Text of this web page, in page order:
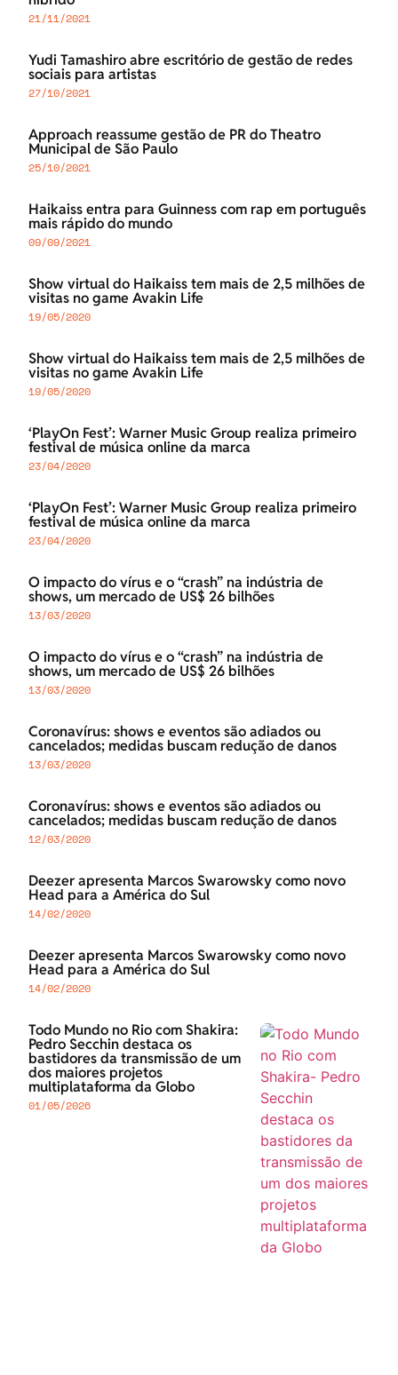
21/11/2021
Yudi Tamashiro abre escritório de gestão de redes
sociais para artistas
27/10/2021
Approach reassume gestão de PR do Theatro
Municipal de São Paulo
25/10/2021
Haikaiss entra para Guinness com rap em português
mais rápido do mundo
09/09/2021
Show virtual do Haikaiss tem mais de 2,5 milhões de
visitas no game Avakin Life
19/05/2020
Show virtual do Haikaiss tem mais de 2,5 milhões de
visitas no game Avakin Life
19/05/2020
‘PlayOn Fest’: Warner Music Group realiza primeiro
festival de música online da marca
23/04/2020
‘PlayOn Fest’: Warner Music Group realiza primeiro
festival de música online da marca
23/04/2020
O impacto do vírus e o “crash” na indústria de
shows, um mercado de US$ 26 bilhões
13/03/2020
O impacto do vírus e o “crash” na indústria de
shows, um mercado de US$ 26 bilhões
13/03/2020
Coronavírus: shows e eventos são adiados ou
cancelados; medidas buscam redução de danos
13/03/2020
Coronavírus: shows e eventos são adiados ou
cancelados; medidas buscam redução de danos
12/03/2020
Deezer apresenta Marcos Swarowsky como novo
Head para a América do Sul
14/02/2020
Deezer apresenta Marcos Swarowsky como novo
Head para a América do Sul
14/02/2020
Todo Mundo no Rio com Shakira:
Pedro Secchin destaca os
bastidores da transmissão de um
dos maiores projetos
multiplataforma da Globo
01/05/2026